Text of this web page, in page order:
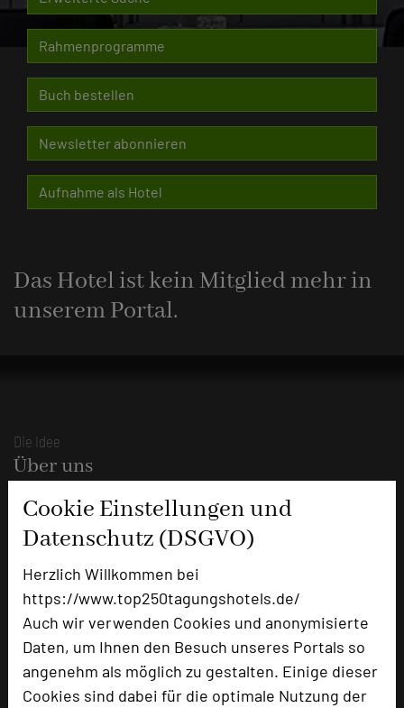
Cookie Einstellungen und
Datenschutz (DSGVO)
Herzlich Willkommen bei
https://www.top250tagungshotels.de/
Auch wir verwenden Cookies und anonymisierte
Daten, um Ihnen den Besuch unseres Portals so
angenehm als möglich zu gestalten. Einige dieser
Cookies sind dabei für die optimale Nutzung der
Rahmenprogramme
Buch bestellen
Newsletter abonnieren
Aufnahme als Hotel
Das Hotel ist kein Mitglied mehr in
unserem Portal.
Die Idee
Über uns
Mission
Kategorie
Team
Herausgeber & Autoren
Partner
Alle Informationen
Für Tagungsentscheider